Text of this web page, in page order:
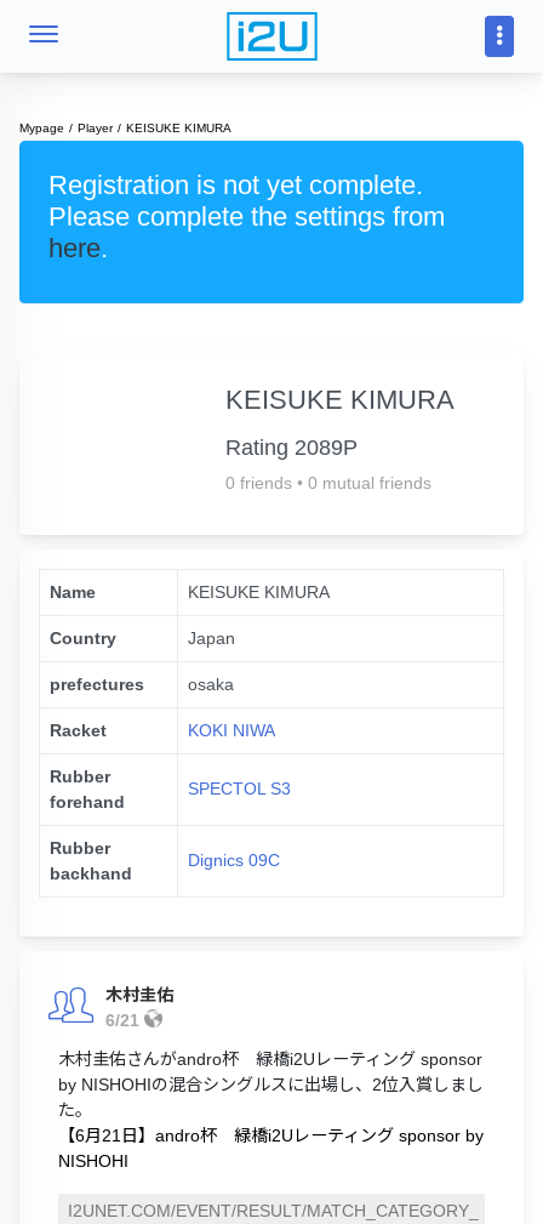
Mypage Player KEISUKE KIMURA
Registration is not yet complete.
Please complete the settings from
here.
KEISUKE KIMURA
Rating 2089P
0 friends • 0 mutual friends
Name KEISUKE KIMURA
Country Japan
prefectures osaka
Racket KOKI NIWA
Rubber
forehand
SPECTOL S3
Rubber
backhand
Dignics 09C
木村圭佑
6/21
木村圭佑さんがandro杯 緑橋i2Uレーティング sponsor
by NISHOHIの混合シングルスに出場し、2位入賞しまし
た。
【6月21日】andro杯 緑橋i2Uレーティング sponsor by
NISHOHI
I2UNET.COM/EVENT/RESULT/MATCH_CATEGORY_